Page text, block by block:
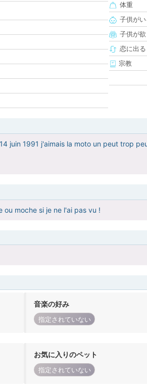
体重
子供がい
子供が
恋に出る
宗教
juin 1991 j'aimais la moto un peut trop
moche si je ne l'ai pas vu !
音楽の好み
指定されていない
お気に入りのペット
指定されていない